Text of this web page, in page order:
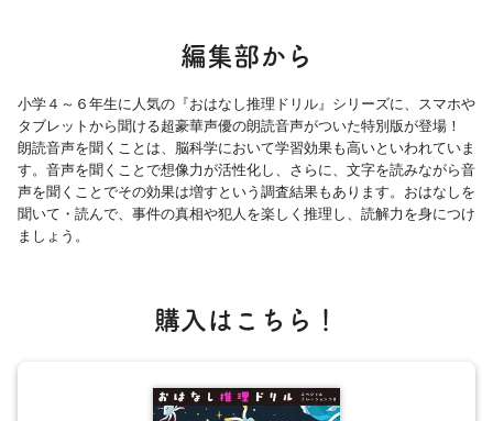
編集部から
小学４～６年生に人気の『おはなし推理ドリル』シリーズに、スマホや
タブレットから聞ける超豪華声優の朗読音声がついた特別版が登場！
朗読音声を聞くことは、脳科学において学習効果も高いといわれていま
す。音声を聞くことで想像力が活性化し、さらに、文字を読みながら音
声を聞くことでその効果は増すという調査結果もあります。おはなしを
聞いて・読んで、事件の真相や犯人を楽しく推理し、読解力を身につけ
ましょう。
購入はこちら！